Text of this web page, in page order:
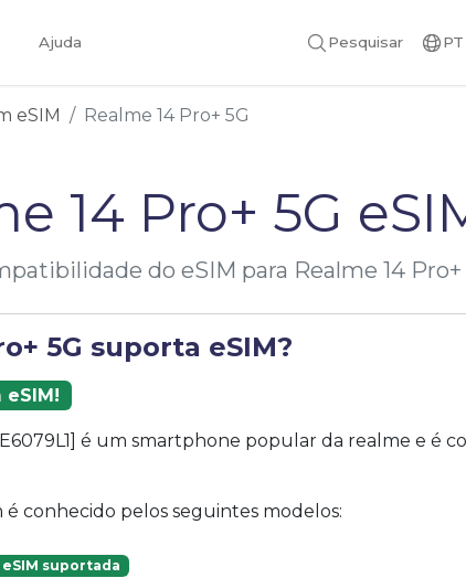
Ajuda Pesquisar PT
eSIM Realme 14 Pro+ 5G
14 Pro+ 5G
do eSIM para Realme 14 Pro+
5G suporta eSIM?
é um smartphone popular da realme e é
é conhecido pelos seguintes modelos:
eSIM suportada